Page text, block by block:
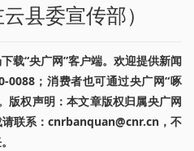
县委宣传部）
载“央广网”客户端。欢迎提供新闻
0088；消费者也可通过央广网“啄
版权声明：本文章版权归属央广网
请联系：cnrbanquan@cnr.cn，不